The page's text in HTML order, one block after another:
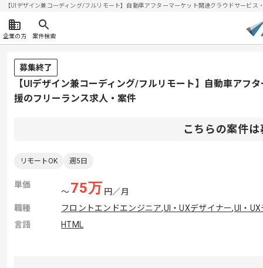
【UIデザイン兼コーディング/フルリモート】自動車アフターマーケット関連クラウドサービ
企業の方 案件検索
募集終了
【UIデザイン兼コーディング/フルリモート】自動車アフ
援のフリーランス求人・案件
こちらの案件
リモートOK 週5日
単価
〜75万 円／月
職種
フロントエンドエンジニア,UI・UXデザイナー,UI・
言語
HTML